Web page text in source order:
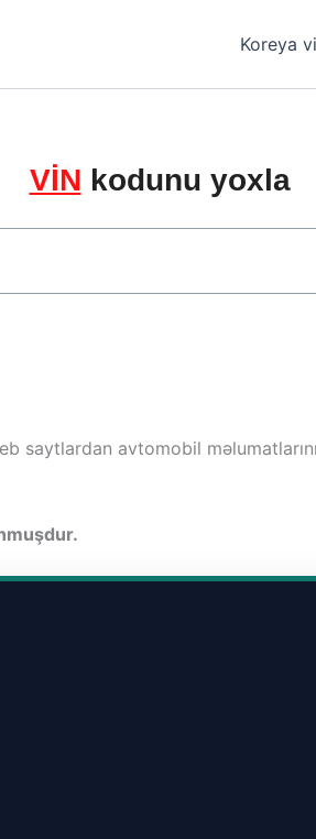
Koreya
VİN kodunu yoxla
saytlardan avtomobil